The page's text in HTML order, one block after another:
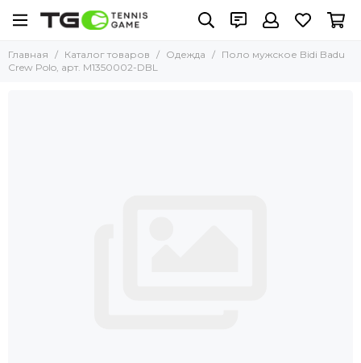
Главная Каталог товаров Одежда
Поло мужское Bidi Badu
Crew Polo, арт. M1350002-DBL